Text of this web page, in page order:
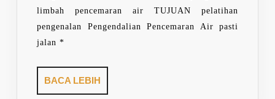
limbah pencemaran air TUJUAN pelatihan
pengenalan Pengendalian Pencemaran Air pasti
jalan *
BACA LEBIH
LEBIH